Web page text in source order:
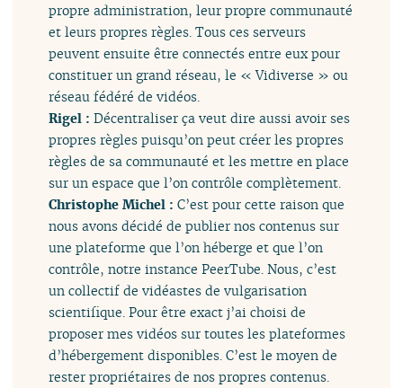
propre administration, leur propre communauté
et leurs propres règles. Tous ces serveurs
peuvent ensuite être connectés entre eux pour
constituer un grand réseau, le « Vidiverse » ou
réseau fédéré de vidéos.
Rigel :Décentraliser ça veut dire aussi avoir ses
propres règles puisqu’on peut créer les propres
règles de sa communauté et les mettre en place
sur un espace que l’on contrôle complètement.
Christophe Michel :C’est pour cette raison que
nous avons décidé de publier nos contenus sur
une plateforme que l’on héberge et que l’on
contrôle, notre instance PeerTube. Nous, c’est
un collectif de vidéastes de vulgarisation
scientifique. Pour être exact j’ai choisi de
proposer mes vidéos sur toutes les plateformes
d’hébergement disponibles. C’est le moyen de
rester propriétaires de nos propres contenus.